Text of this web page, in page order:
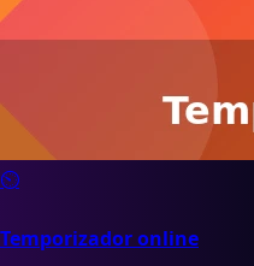
⏲️
Temporizador online